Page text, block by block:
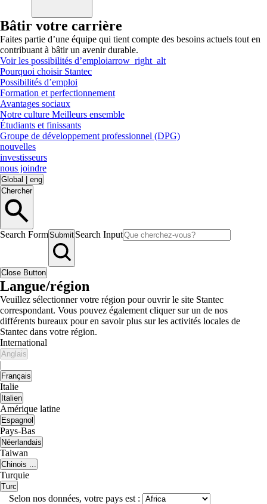
Bâtir votre carrière
Faites partie d’une équipe qui tient compte des besoins actuels tout en
contribuant à bâtir un avenir durable.
Voir les possibilités d’emploiarrow_right_alt
Pourquoi choisir Stantec
Possibilités d’emploi
Formation et perfectionnement
Avantages sociaux
Notre culture Meilleurs ensemble
Étudiants et finissants
Groupe de développement professionnel (DPG)
nouvelles
investisseurs
nous joindre
Global
eng
Chercher
Search FormSubmit Search Input
Close Button
Langue/région
Veuillez sélectionner votre région pour ouvrir le site Stantec
correspondant. Vous pouvez également cliquer sur un de nos
différents bureaux pour en savoir plus sur les activités locales de
Stantec dans votre région.
International
Anglais
|
Français
Italie
Italien
Amérique latine
Espagnol
Pays-Bas
Néerlandais
Taiwan
Chinois ...
Turquie
Turc
Selon nos données, votre pays est :